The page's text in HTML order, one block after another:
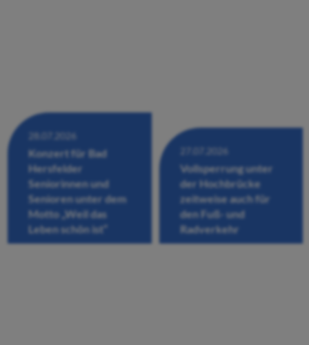
28.07.2026
Konzert für Bad
Hersfelder
Seniorinnen und
Senioren unter dem
Motto „Weil das
Leben schön ist“
27.07.2026
Vollsperrung unter
der Hochbrücke
zeitweise auch für
den Fuß- und
Radverkehr